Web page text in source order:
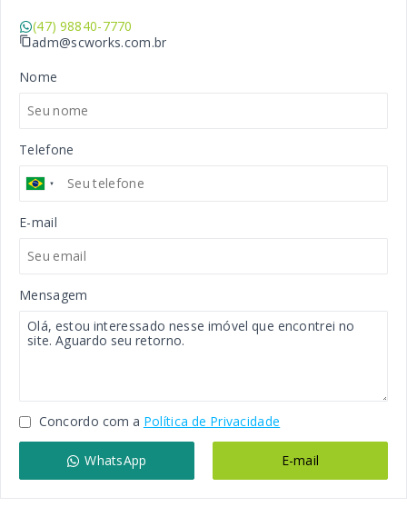
(47) 98840-7770
adm@scworks.com.br
Nome
Telefone
E-mail
Mensagem
Concordo com a Política de Privacidade
WhatsApp E-mail